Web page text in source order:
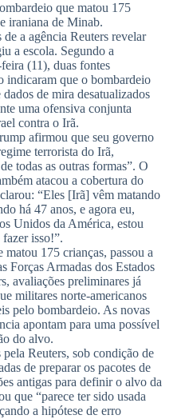
que matou 175
iraniana de Minab.
a agência Reuters revelar
a escola. Segundo a
(11), duas fontes
indicaram que o bombardeio
de mira desatualizados
uma ofensiva conjunta
contra o Irã.
afirmou que seu governo
terrorista do Irã,
todas as outras formas”. O
atacou a cobertura do
“Eles [Irã] vêm matando
há 47 anos, e agora eu,
Unidos da América, estou
isso!”.
175 crianças, passou a
Forças Armadas dos Estados
avaliações preliminares já
militares norte-americanos
pelo bombardeio. As novas
apontam para uma possível
do alvo.
Reuters, sob condição de
de preparar os pacotes de
antigas para definir o alvo da
que “parece ter sido usada
a hipótese de erro